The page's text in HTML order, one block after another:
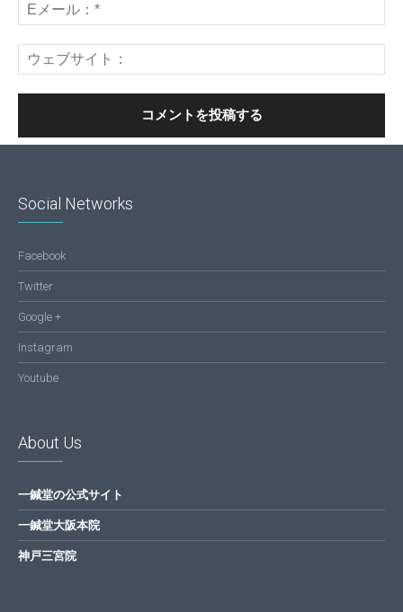
Social Networks
Facebook
Twitter
Google +
Instagram
Youtube
About Us
一鍼堂の公式サイト
一鍼堂大阪本院
神戸三宮院